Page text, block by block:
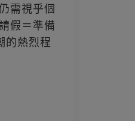
需視乎個
假＝準備
的熱烈程